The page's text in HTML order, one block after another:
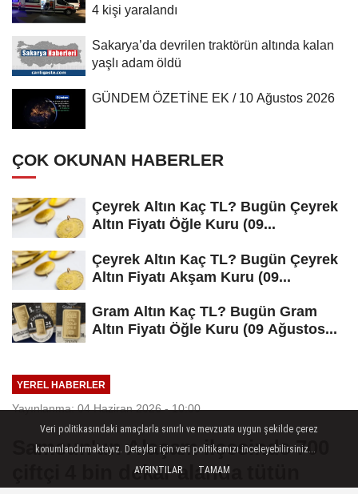
4 kişi yaralandı
Sakarya’da devrilen traktörün altında kalan
yaşlı adam öldü
GÜNDEM ÖZETİNE EK / 10 Ağustos 2026
ÇOK OKUNAN HABERLER
Çeyrek Altın Kaç TL? Bugün Çeyrek
Altın Fiyatı Öğle Kuru (09...
Çeyrek Altın Kaç TL? Bugün Çeyrek
Altın Fiyatı Akşam Kuru (09...
Gram Altın Kaç TL? Bugün Gram
Altın Fiyatı Öğle Kuru (09 Ağustos...
YEREL HABERLER
Yayınlanma: 04 Haziran 2026 - 10:00
Samsun'un Alaçam ilçesinde 700
çiftçi 4 bin dekar alanda tütün
Veri politikasındaki amaçlarla sınırlı ve mevzuata uygun şekilde çerez
konumlandırmaktayız. Detaylar için veri politikamızı inceleyebilirsiniz...
AYRINTILAR
TAMAM